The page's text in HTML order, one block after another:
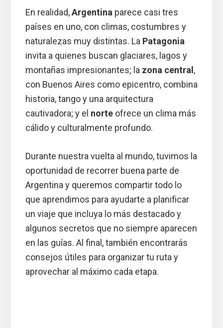
En realidad,Argentinaparece casi tres
países en uno, con climas, costumbres y
naturalezas muy distintas. La Patagonia
invita a quienes buscan glaciares, lagos y
montañas impresionantes; la zona central ,
con Buenos Aires como epicentro, combina
historia, tango y una arquitectura
cautivadora; y el norteofrece un clima más
cálido y culturalmente profundo.
Durante nuestra vuelta al mundo, tuvimos la
oportunidad de recorrer buena parte de
Argentina y queremos compartir todo lo
que aprendimos para ayudarte a planificar
un viaje que incluya lo más destacado y
algunos secretos que no siempre aparecen
en las guías. Al final, también encontrarás
consejos útiles para organizar tu ruta y
aprovechar al máximo cada etapa.